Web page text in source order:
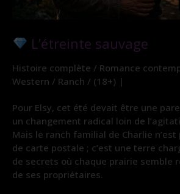
L’étreinte sauvage
Histoire complète / Romance
Western / Ranch / (18+) |
Pour Elsy, cet été devait être une
un changement radical loin de
Mais le ranch familial de Charlie n’est
de carte postale ; c’est une terre
de secrets où chaque prairie semble
de ses propriétaires.